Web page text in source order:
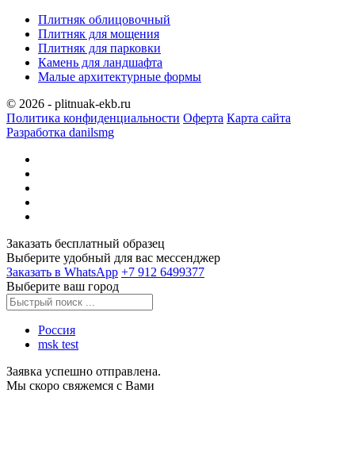
Плитняк облицовочный
Плитняк для мощения
Плитняк для парковки
Камень для ландшафта
Малые архитектурные формы
© 2026 - plitnuak-ekb.ru
Политика конфиденциальности Оферта Карта сайта
Разработка danilsmg
Заказать бесплатный образец
Выберите удобный для вас мессенджер
Заказать в WhatsApp ‪+7 912 6499377‬
Выберите ваш город
Россия
msk test
Заявка успешно отправлена.
Мы скоро свяжемся с Вами